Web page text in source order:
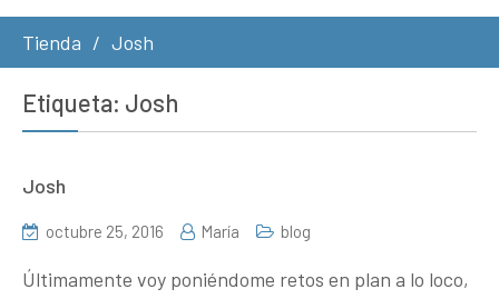
Tienda Josh
Etiqueta: Josh
Josh
octubre 25, 2016 María blog
Últimamente voy poniéndome retos en plan a lo loco,